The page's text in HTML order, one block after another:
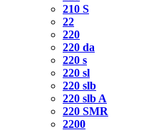
210 S
22
220
220 da
220 s
220 sl
220 slb
220 slb A
220 SMR
2200